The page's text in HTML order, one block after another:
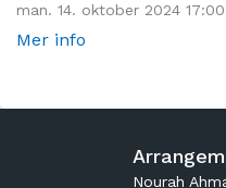
man. 14. oktober 2024
Mer info
Nourah